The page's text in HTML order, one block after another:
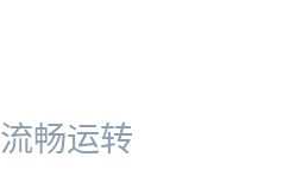
流畅运转